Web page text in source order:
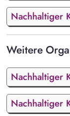
Nachhaltiger
Weitere
Nachhaltiger
Nachhaltiger